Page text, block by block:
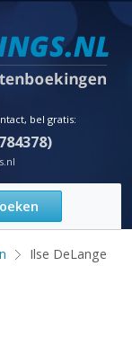
bel gratis:
Ilse DeLange